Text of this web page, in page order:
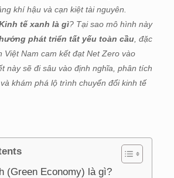
khí hậu và cạn kiệt tài nguyên.
tế xanh là gì? Tại sao mô hình này
phát triển tất yếu toàn cầu, đặc
Việt Nam cam kết đạt Net Zero vào
này sẽ đi sâu vào định nghĩa, phân tích
khám phá lộ trình chuyển đổi kinh tế
(Green Economy) là gì?